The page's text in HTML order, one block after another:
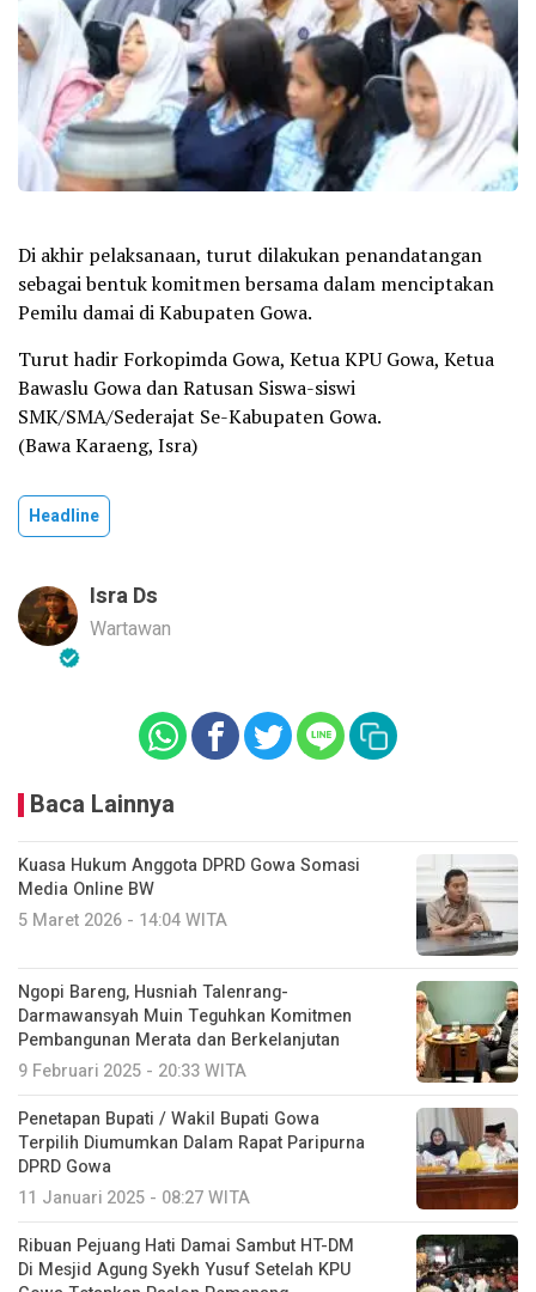
Di akhir pelaksanaan, turut dilakukan penandatangan
sebagai bentuk komitmen bersama dalam menciptakan
Pemilu damai di Kabupaten Gowa.
Turut hadir Forkopimda Gowa, Ketua KPU Gowa, Ketua
Bawaslu Gowa dan Ratusan Siswa-siswi
SMK/SMA/Sederajat Se-Kabupaten Gowa.
(Bawa Karaeng, Isra)
Headline
Isra Ds
Wartawan
Baca Lainnya
Kuasa Hukum Anggota DPRD Gowa Somasi
Media Online BW
5 Maret 2026 - 14:04 WITA
Ngopi Bareng, Husniah Talenrang-
Darmawansyah Muin Teguhkan Komitmen
Pembangunan Merata dan Berkelanjutan
9 Februari 2025 - 20:33 WITA
Penetapan Bupati / Wakil Bupati Gowa
Terpilih Diumumkan Dalam Rapat Paripurna
DPRD Gowa
11 Januari 2025 - 08:27 WITA
Ribuan Pejuang Hati Damai Sambut HT-DM
Di Mesjid Agung Syekh Yusuf Setelah KPU